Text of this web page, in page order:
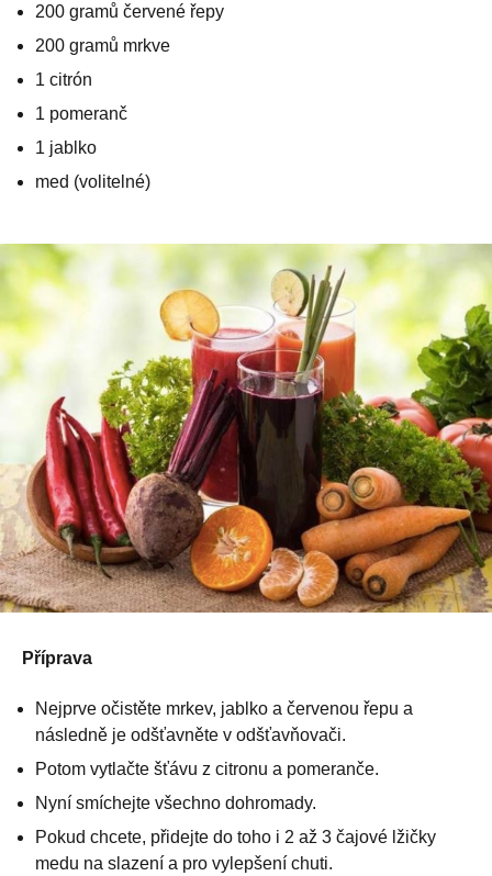
200 gramů červené řepy
200 gramů mrkve
1 citrón
1 pomeranč
1 jablko
med (volitelné)
Příprava
Nejprve očistěte mrkev, jablko a červenou řepu a
následně je odšťavněte v odšťavňovači.
Potom vytlačte šťávu z citronu a pomeranče.
Nyní smíchejte všechno dohromady.
Pokud chcete, přidejte do toho i 2 až 3 čajové lžičky
medu na slazení a pro vylepšení chuti.